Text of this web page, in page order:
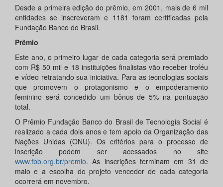
Desde a primeira edição do prêmio, em 2001, mais de 6 mil
entidades se inscreveram e 1181 foram certificadas pela
Fundação Banco do Brasil.
Prêmio
Este ano, o primeiro lugar de cada categoria será premiado
com R$ 50 mil e 18 instituições finalistas vão receber troféu
e vídeo retratando sua iniciativa. Para as tecnologias sociais
que promovem o protagonismo e o empoderamento
feminino será concedido um bônus de 5% na pontuação
total.
O Prêmio Fundação Banco do Brasil de Tecnologia Social é
realizado a cada dois anos e tem apoio da Organização das
Nações Unidas (ONU). Os critérios para o processo de
inscrição podem ser acessados no site
www.fbb.org.br/premio. As inscrições terminam em 31 de
maio e a escolha do projeto vencedor de cada categoria
ocorrerá em novembro.